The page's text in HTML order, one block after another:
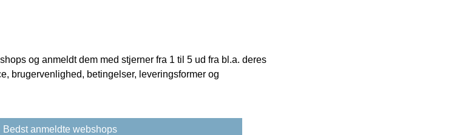
og anmeldt dem med stjerner fra 1 til 5 ud fra bl.a. deres
brugervenlighed, betingelser, leveringsformer og
Bedst anmeldte webshops